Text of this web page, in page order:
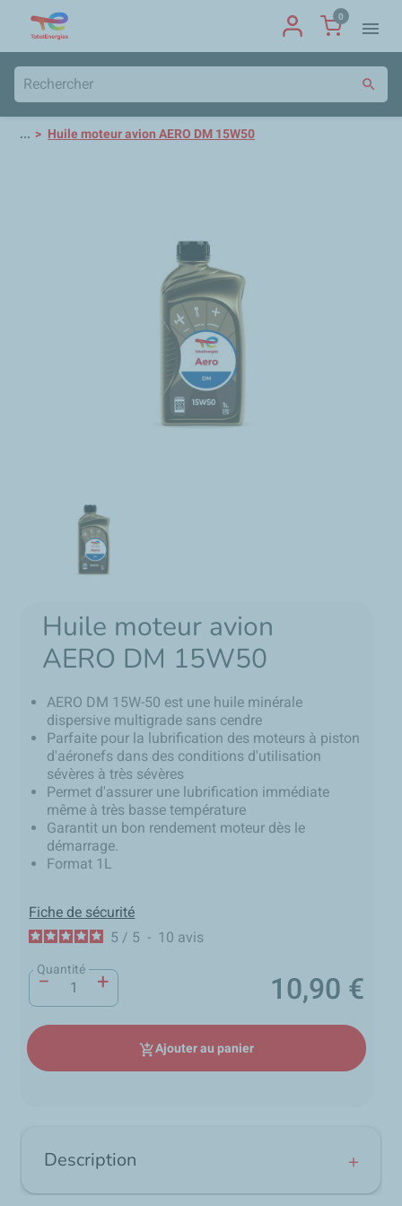
0
menu
search
... Huile moteur avion AERO DM 15W50
Huile moteur avion
AERO DM 15W50
AERO DM 15W-50 est une huile minérale
dispersive multigrade sans cendre
Parfaite pour la lubrification des moteurs à piston
d'aéronefs dans des conditions d'utilisation
sévères à très sévères
Permet d'assurer une lubrification immédiate
même à très basse température
Garantit un bon rendement moteur dès le
démarrage.
Format 1L
Fiche de sécurité
5 / 5 - 10 avis
Quantité
− + Prix
10,90 €
add_shopping_cartAjouter au panier
Description